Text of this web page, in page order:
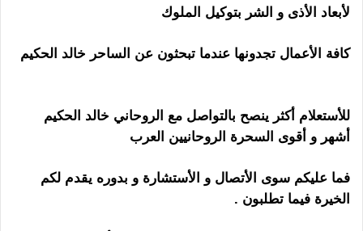
لأبعاد الأذى و الشر بتوكيل الملوك
كافة الأعمال تجدونها عندما تبحثون عن الساحر خالد الحكيم
للأستعلام أكثر ينصح بالتواصل مع الروحاني خالد الحكيم
أشهر و أقوى السحرة الروحانيين العرب
فما عليكم سوى الأتصال و الأستشارة و بدوره يقدم لكم
الخيرة فيما تطلبون .